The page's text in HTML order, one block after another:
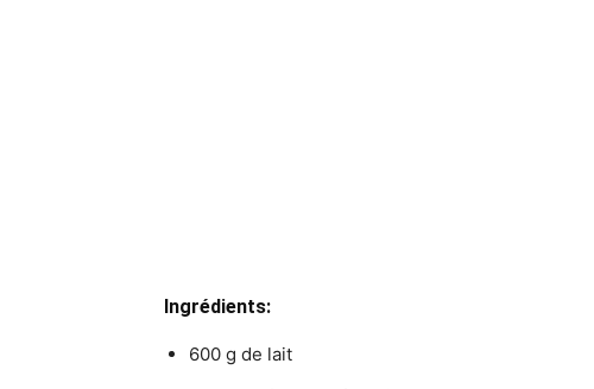
Ingrédients:
600 g de lait